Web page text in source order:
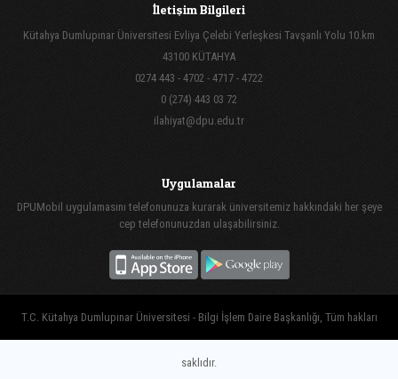
İletişim Bilgileri
Kütahya Dumlupınar Üniversitesi Evliya Çelebi Yerleşkesi Tavşanlı Yolu 10.km
43100 KÜTAHYA
0274 443 - 4702 - 4717 - 4722
0 (274) 443 03 72
ilahiyat@dpu.edu.tr
Uygulamalar
DPUMobil uygulamasını telefonunuza kurarak üniversitemiz hakkındaki her şeye
cep telefonunuzdan ulaşabilirsiniz.
T.C. Kütahya Dumlupınar Üniversitesi - Bilgi İşlem Daire Başkanlığı, Tüm hakları
saklıdır.